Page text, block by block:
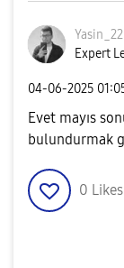
Yasin_22
Expert
‎04-06-2025
Evet mayıs
bulundurmak
0 Likes